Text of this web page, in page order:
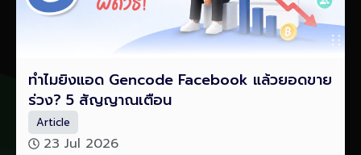
ทำไมยิงแอด Gencode Facebook แล้วยอดขาย
ร่วง? 5 สัญญาณเตือน
Article
23 Jul 2026